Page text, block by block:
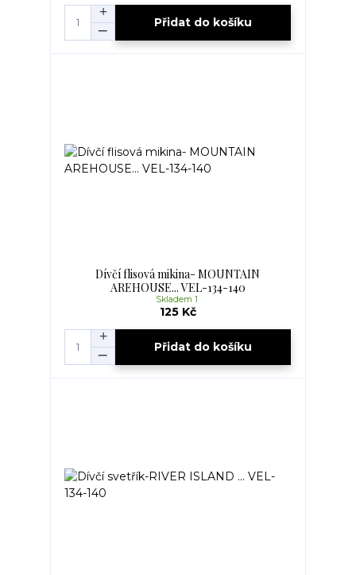
Přidat do košíku
Dívčí flisová mikina- MOUNTAIN
AREHOUSE... VEL-134-140
125 Kč
Skladem 1
Přidat do košíku